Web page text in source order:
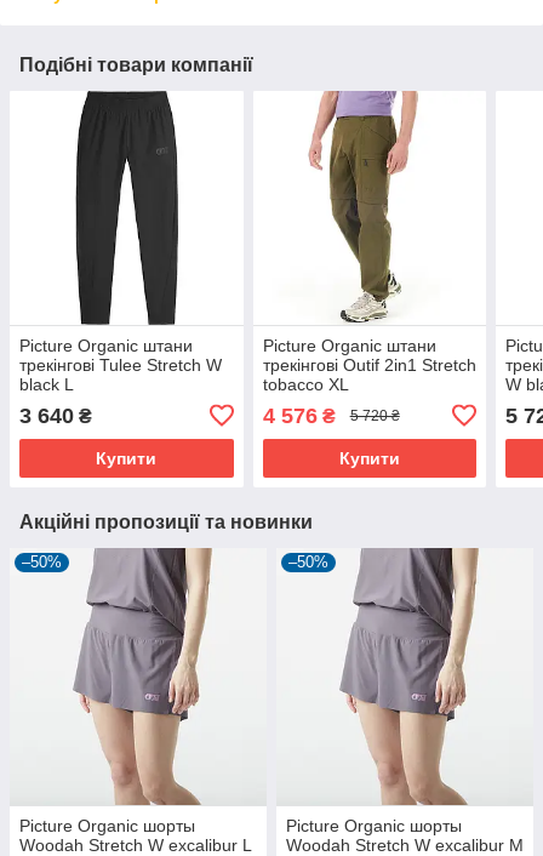
Подібні товари компанії
Picture Organic штани
трекінгові Tulee Stretch W
black L
3 640 ₴
Купити
Picture Organic штани
трекінгові Outif 2in1 Stretch
tobacco XL
4 576₴ 5 720 ₴
Купити
W
5
Акційні пропозиції та новинки
–50%
Picture Organic шорты
Woodah Stretch W excalibur L
–50%
Picture Organic шорты
Woodah Stretch W excalibur M